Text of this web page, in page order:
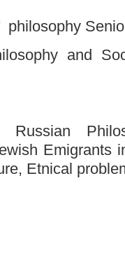
and
Emigrants
Etnical